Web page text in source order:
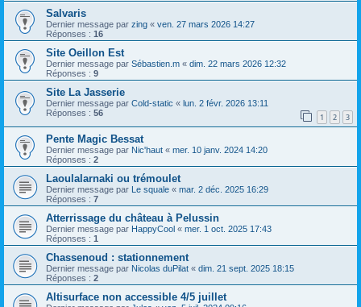
Salvaris
Dernier message par zing « ven. 27 mars 2026 14:27
Réponses : 16
Site Oeillon Est
Dernier message par Sébastien.m « dim. 22 mars 2026 12:32
Réponses : 9
Site La Jasserie
Dernier message par Cold-static « lun. 2 févr. 2026 13:11
Réponses : 56 1 2 3
Pente Magic Bessat
Dernier message par Nic'haut « mer. 10 janv. 2024 14:20
Réponses : 2
Laoulalarnaki ou trémoulet
Dernier message par Le squale « mar. 2 déc. 2025 16:29
Réponses : 7
Atterrissage du château à Pelussin
Dernier message par HappyCool « mer. 1 oct. 2025 17:43
Réponses : 1
Chassenoud : stationnement
Dernier message par Nicolas duPilat « dim. 21 sept. 2025 18:15
Réponses : 2
Altisurface non accessible 4/5 juillet